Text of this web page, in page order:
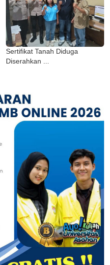
Sertifikat Tanah Diduga
Diserahkan ...